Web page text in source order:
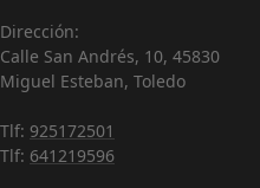
Dirección:
Calle San Andrés, 10, 45830
Miguel Esteban, Toledo
Tlf: 925172501
Tlf: 641219596
¡Hola! Soy
¿Cómo estás hoy